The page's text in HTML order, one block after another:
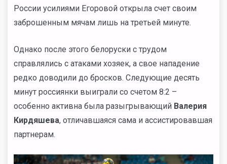
России усилиями Егоровой открыла счет своим
заброшенным мячам лишь на третьей минуте.
Однако после этого белоруски с трудом
справлялись с атаками хозяек, а свое нападение
редко доводили до бросков. Следующие десять
минут россиянки выиграли со счетом 8:2 –
особенно активна была разыгрывающий Валерия
Кирдяшева, отличавшаяся сама и ассистировавшая
партнерам.